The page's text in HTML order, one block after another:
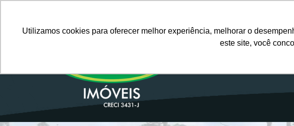
Utilizamos cookies para oferecer melhor experiência, melhorar o
este site, você